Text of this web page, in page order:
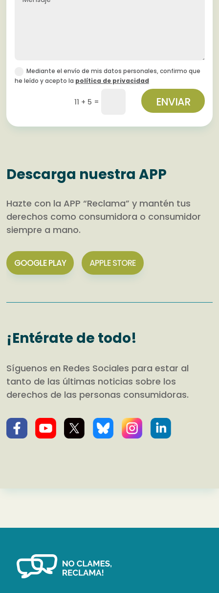
Mediante el envío de mis datos personales, confirmo que
he leído y acepto la política de privacidad
11 + 5 = ENVIAR
Descarga nuestra APP
Hazte con la APP “Reclama” y mantén tus
derechos como consumidora o consumidor
siempre a mano.
GOOGLE PLAY APPLE STORE
¡Entérate de todo!
Síguenos en Redes Sociales para estar al
tanto de las últimas noticias sobre los
derechos de las personas consumidoras.